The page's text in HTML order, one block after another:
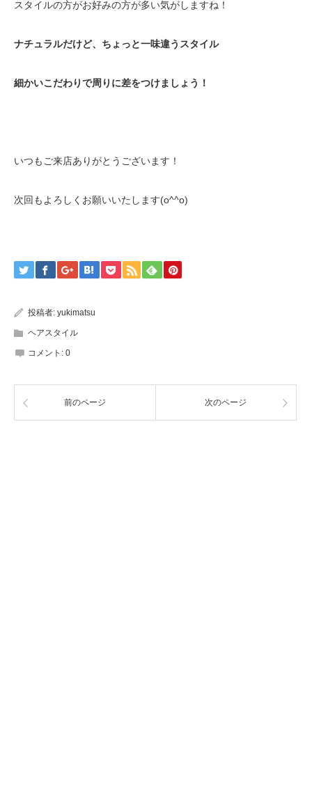
スタイルの方がお好みの方が多い気がしますね！
ナチュラルだけど、ちょっと一味違うスタイル
細かいこだわりで周りに差をつけましょう！
いつもご来店ありがとうございます！
次回もよろしくお願いいたします(o^^o)
投稿者: yukimatsu
ヘアスタイル
コメント: 0
前のページ 次のページ